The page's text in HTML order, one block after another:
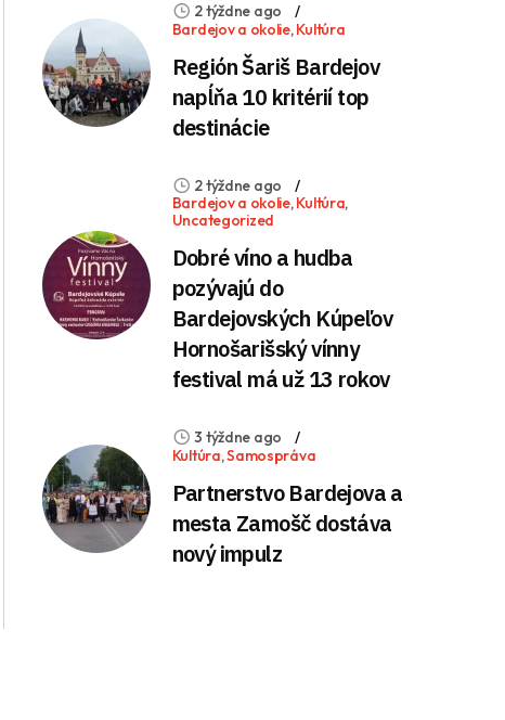
2 týždne ago
Bardejov a okolie,Kultúra
Región Šariš Bardejov
napĺňa 10 kritérií top
destinácie
2 týždne ago
Bardejov a okolie,Kultúra,
Uncategorized
Dobré víno a hudba
pozývajú do
Bardejovských Kúpeľov
Hornošarišský vínny
festival má už 13 rokov
3 týždne ago
Kultúra,Samospráva
Partnerstvo Bardejova a
mesta Zamošč dostáva
nový impulz